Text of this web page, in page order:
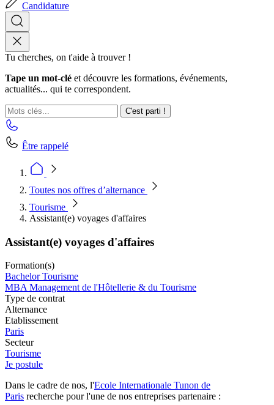
Candidature
Tu cherches, on t'aide à trouver !
Tape un mot-clé et découvre les formations, événements,
actualités... qui te correspondent.
C'est parti !
Être rappelé
Toutes nos offres d’alternance
Tourisme
Assistant(e) voyages d'affaires
Assistant(e) voyages d'affaires
Formation(s)
Bachelor Tourisme
MBA Management de l'Hôtellerie & du Tourisme
Type de contrat
Alternance
Etablissement
Paris
Secteur
Tourisme
Je postule
Dans le cadre de nos, l'Ecole Internationale Tunon de
Paris recherche pour l'une de nos entreprises partenaire :